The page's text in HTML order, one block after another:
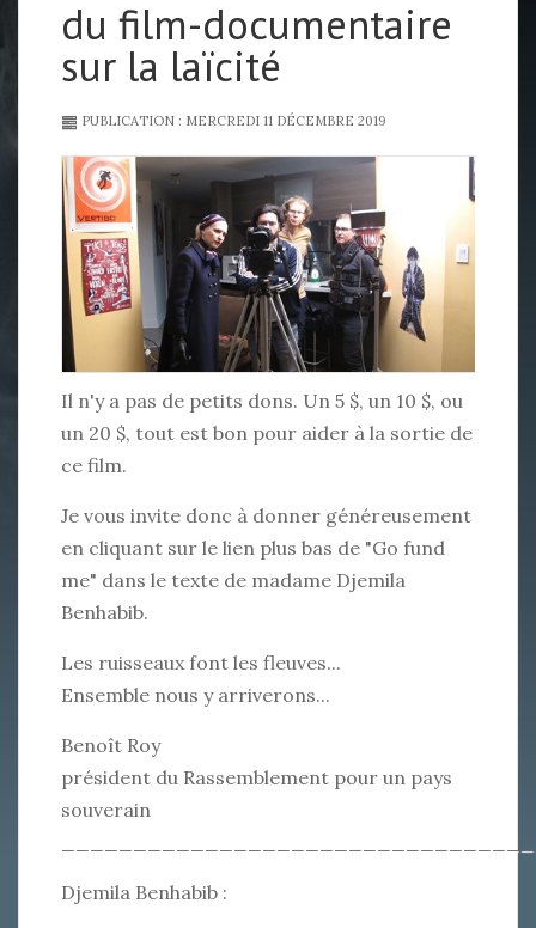
du film-documentaire
sur la laïcité
PUBLICATION : MERCREDI 11 DÉCEMBRE 2019
Il n'y a pas de petits dons. Un 5 $, un 10 $, ou
un 20 $, tout est bon pour aider à la sortie de
ce film.
Je vous invite donc à donner généreusement
en cliquant sur le lien plus bas de "Go fund
me" dans le texte de madame Djemila
Benhabib.
Les ruisseaux font les fleuves...
Ensemble nous y arriverons...
Benoît Roy
président du Rassemblement pour un pays
souverain
Djemila Benhabib :